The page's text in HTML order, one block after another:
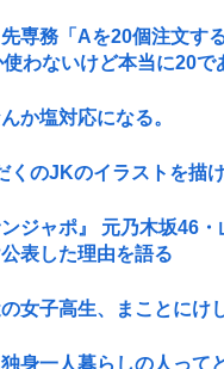
先専務「Aを20個注文
わないけど本当に20で
か塩対応になる。
くのJKのイラストを描
ンジャポ』 元乃木坂46
公表した理由を語る
の女子高生、まことにけ
身一人暮らしの人って